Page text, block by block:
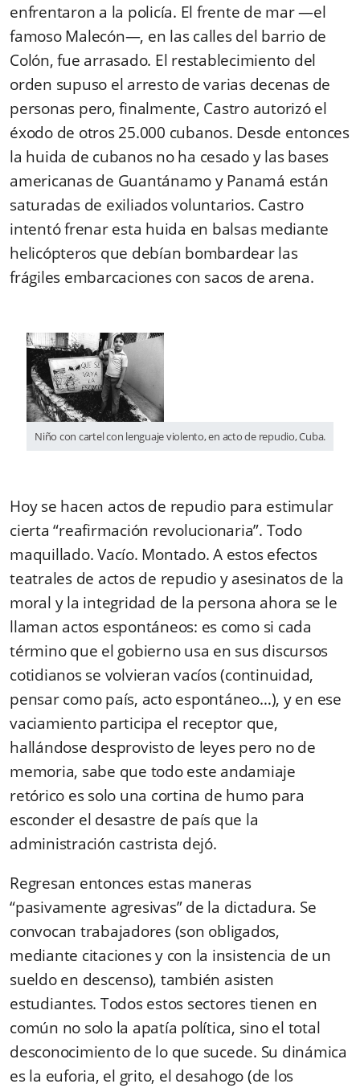
enfrentaron a la policía. El frente de mar —el
famoso Malecón—, en las calles del barrio de
Colón, fue arrasado. El restablecimiento del
orden supuso el arresto de varias decenas de
personas pero, finalmente, Castro autorizó el
éxodo de otros 25.000 cubanos. Desde entonces
la huida de cubanos no ha cesado y las bases
americanas de Guantánamo y Panamá están
saturadas de exiliados voluntarios. Castro
intentó frenar esta huida en balsas mediante
helicópteros que debían bombardear las
frágiles embarcaciones con sacos de arena.
Niño con cartel con lenguaje violento, en acto de repudio, Cuba.
Hoy se hacen actos de repudio para estimular
cierta “reafirmación revolucionaria”. Todo
maquillado. Vacío. Montado. A estos efectos
teatrales de actos de repudio y asesinatos de la
moral y la integridad de la persona ahora se le
llaman actos espontáneos: es como si cada
término que el gobierno usa en sus discursos
cotidianos se volvieran vacíos (continuidad,
pensar como país, acto espontáneo…), y en ese
vaciamiento participa el receptor que,
hallándose desprovisto de leyes pero no de
memoria, sabe que todo este andamiaje
retórico es solo una cortina de humo para
esconder el desastre de país que la
administración castrista dejó.
Regresan entonces estas maneras
“pasivamente agresivas” de la dictadura. Se
convocan trabajadores (son obligados,
mediante citaciones y con la insistencia de un
sueldo en descenso), también asisten
estudiantes. Todos estos sectores tienen en
común no solo la apatía política, sino el total
desconocimiento de lo que sucede. Su dinámica
es la euforia, el grito, el desahogo (de los